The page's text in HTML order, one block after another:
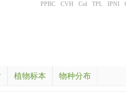
PPBC CVH Col TPL IPNI
植物标本 物种分布